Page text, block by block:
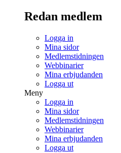
Redan medlem
Logga in
Mina sidor
Medlemstidningen
Webbinarier
Mina erbjudanden
Logga ut
Meny
Logga in
Mina sidor
Medlemstidningen
Webbinarier
Mina erbjudanden
Logga ut